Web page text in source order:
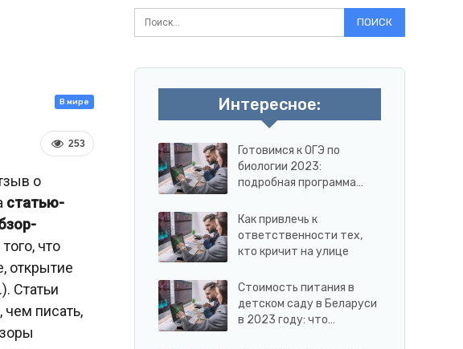
В мире
253
о
статью-
что
открытие
Статьи
писать,
Интересное:
Готовимся к ОГЭ по
биологии 2023:
подробная программа…
Как привлечь к
ответственности тех,
кто кричит на улице
Стоимость питания в
детском саду в Беларуси
в 2023 году: что…